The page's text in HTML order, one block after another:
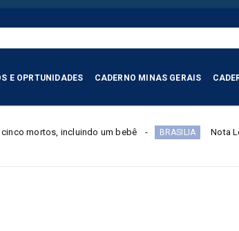
E OPRTUNIDADES CADERNO MINAS GERAIS
um bebê BRASILIA Nota Legal: contribuinte